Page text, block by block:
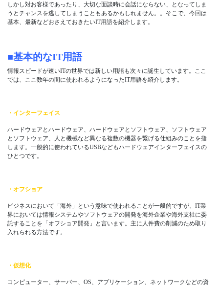
しかし対お客様であったり、大切な面談時に会話にならない、となってしま
うとチャンスを逃してしまうこともあるかもしれません。。そこで、今回は
基本、最新などおさえておきたいIT用語を紹介します。
■基本的なIT用語
情報スピードが速いITの世界では新しい用語も次々に誕生しています。ここ
では、ここ数年の間に使われるようになったIT用語を紹介します。
・インターフェイス
ハードウェアとハードウェア、ハードウェアとソフトウェア、ソフトウェア
とソフトウェア、人と機械など異なる複数の機器を繋げる仕組みのことを指
します。一般的に使われているUSBなどもハードウェアインターフェイスの
ひとつです。
・オフショア
ビジネスにおいて「海外」という意味で使われることが一般的ですが、IT業
界においては情報システムやソフトウェアの開発を海外企業や海外支社に委
託することを「オフショア開発」と言います。主に人件費の削減のため取り
入れられる方法です。
・仮想化
コンピューター、サーバー、OS、アプリケーション、ネットワークなどの資